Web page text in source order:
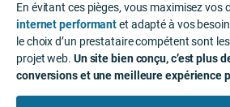
En évitant ces pièges, vous maximisez vos
internet performantet adapté à vos
le choix d’un prestataire compétent sont
projet web. Un site bien conçu, c’est plus
conversions et une meilleure expérience